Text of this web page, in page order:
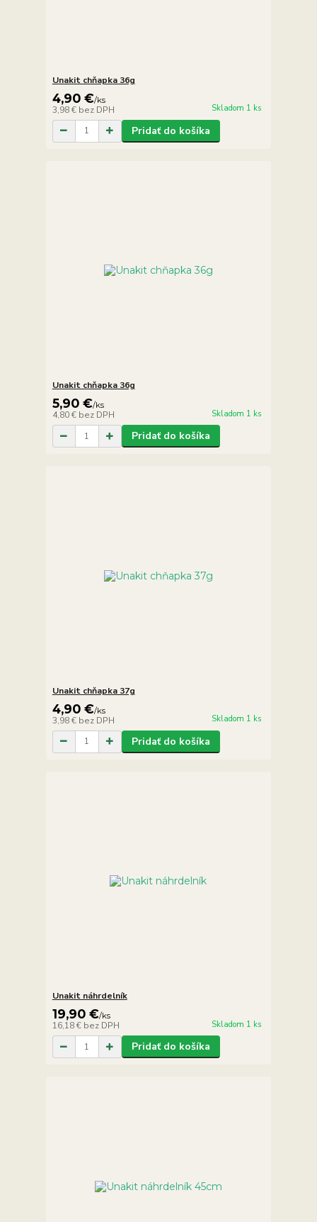
Unakit chňapka 36g
4,90 €/ks
3,98 € bez DPH Skladom 1 ks
Pridať do košíka
Unakit chňapka 36g
5,90 €/ks
4,80 € bez DPH Skladom 1 ks
Pridať do košíka
Unakit chňapka 37g
4,90 €/ks
3,98 € bez DPH Skladom 1 ks
Pridať do košíka
Unakit náhrdelník
19,90 €/ks
16,18 € bez DPH Skladom 1 ks
Pridať do košíka